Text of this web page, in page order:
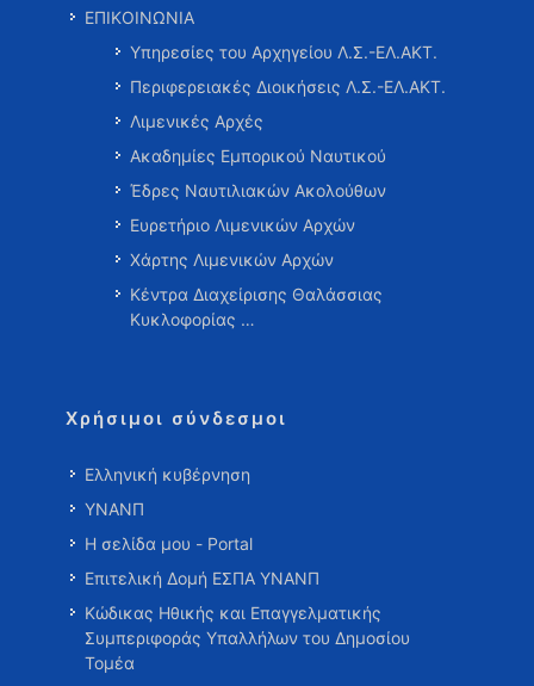
ΕΠΙΚΟΙΝΩΝΙΑ
Υπηρεσίες του Αρχηγείου Λ.Σ.-ΕΛ.ΑΚΤ.
Περιφερειακές Διοικήσεις Λ.Σ.-ΕΛ.ΑΚΤ.
Λιμενικές Αρχές
Ακαδημίες Εμπορικού Ναυτικού
Έδρες Ναυτιλιακών Ακολούθων
Ευρετήριο Λιμενικών Αρχών
Χάρτης Λιμενικών Αρχών
Κέντρα Διαχείρισης Θαλάσσιας
Κυκλοφορίας …
Χρήσιμοι σύνδεσμοι
Ελληνική κυβέρνηση
ΥΝΑΝΠ
Η σελίδα μου - Portal
Επιτελική Δομή ΕΣΠΑ ΥΝΑΝΠ
Κώδικας Ηθικής και Επαγγελματικής
Συμπεριφοράς Υπαλλήλων του Δημοσίου
Τομέα